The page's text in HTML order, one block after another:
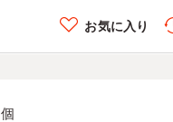
お気に入り
個